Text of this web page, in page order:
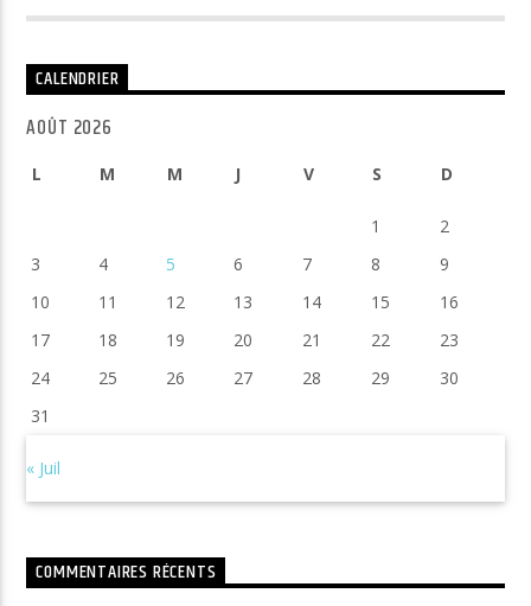
CALENDRIER
AOÛT 2026
L M M J V S D
1
2
3
4 5 6 7 8
9
10
11 12 13 14 15
16
17
18 19 20 21 22
23
24
25 26 27 28 29
30
31
« Juil
COMMENTAIRES RÉCENTS